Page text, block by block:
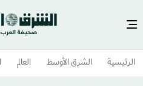
الرئيسية الشرق الأوسط​ العالم